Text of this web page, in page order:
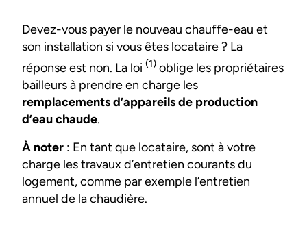
Devez-vous payer le nouveau chauffe-eau et
son installation si vous êtes locataire ? La
réponse est non. La loi (1) oblige les propriétaires
bailleurs à prendre en charge les
remplacements d’appareils de production
d’eau chaude.
À noter : En tant que locataire, sont à votre
charge les travaux d’entretien courants du
logement, comme par exemple l’entretien
annuel de la chaudière.